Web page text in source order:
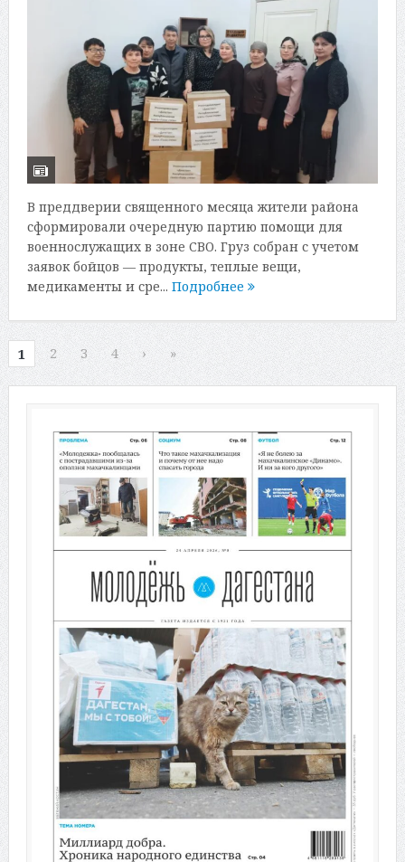
В преддверии священного месяца жители района
сформировали очередную партию помощи для
военнослужащих в зоне СВО. Груз собран с учетом
заявок бойцов — продукты, теплые вещи,
медикаменты и сре... Подробнее
1 2 3 4 › »